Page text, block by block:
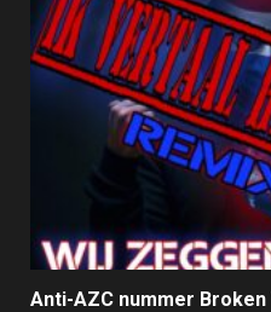
Anti-AZC nummer